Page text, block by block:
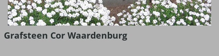
Grafsteen Cor Waardenburg